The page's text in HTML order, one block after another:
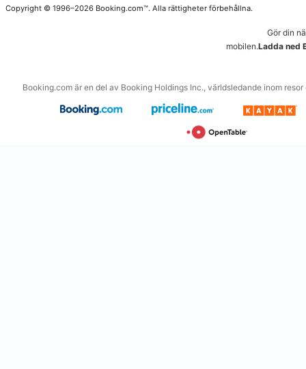
Copyright © 1996–2026 Booking.com™. Alla rättigheter förbehållna.
Gör din
mobilen.Ladda ned
Booking.com är en del av Booking Holdings Inc., världsledande inom